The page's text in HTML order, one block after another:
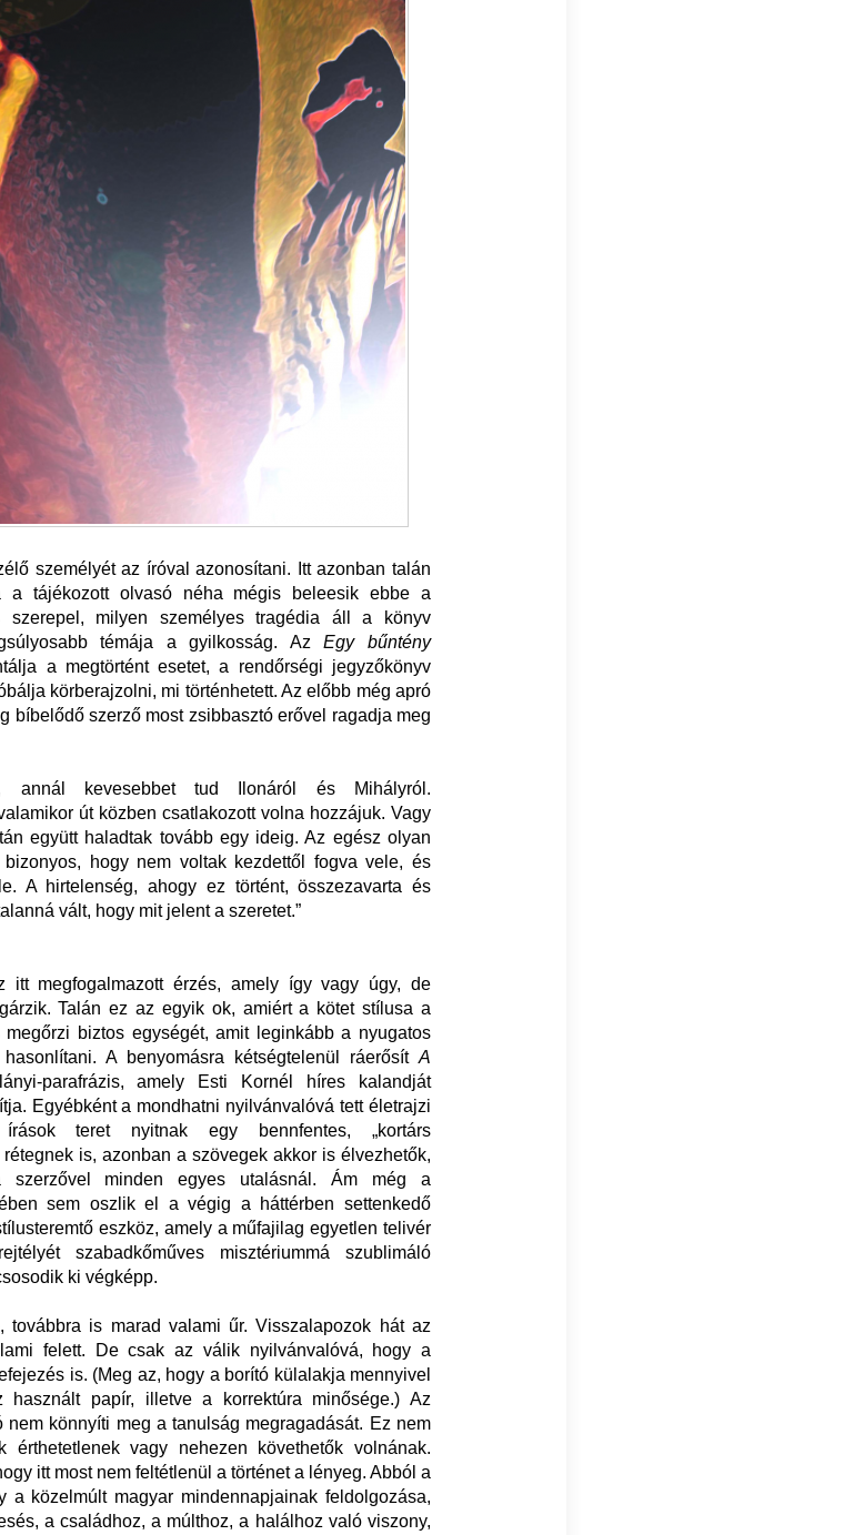
személyét az íróval azonosítani. Itt azonban talán
a tájékozott olvasó néha mégis beleesik ebbe a
szerepel, milyen személyes tragédia áll a könyv
témája a gyilkosság. AzEgy bűntény
a megtörtént esetet, a rendőrségi jegyzőkönyv
körberajzolni, mi történhetett. Az előbb még apró
bíbelődő szerző most zsibbasztó erővel ragadja meg
annál kevesebbet tud Ilonáról és Mihályról.
út közben csatlakozott volna hozzájuk. Vagy
együtt haladtak tovább egy ideig. Az egész olyan
hogy nem voltak kezdettől fogva vele, és
A hirtelenség, ahogy ez történt, összezavarta és
vált, hogy mit jelent a szeretet.”
itt megfogalmazott érzés, amely így vagy úgy, de
Talán ez az egyik ok, amiért a kötet stílusa a
biztos egységét, amit leginkább a nyugatos
A benyomásra kétségtelenül ráerősít A
parafrázis, amely Esti Kornél híres kalandját
Egyébként a mondhatni nyilvánvalóvá tett életrajzi
teret nyitnak egy bennfentes, „kortárs
rétegnek is, azonban a szövegek akkor is élvezhetők,
szerzővel minden egyes utalásnál. Ám még a
sem oszlik el a végig a háttérben settenkedő
eszköz, amely a műfajilag egyetlen telivér
szabadkőműves misztériummá szublimáló
ki végképp.
továbbra is marad valami űr. Visszalapozok hát az
felett. De csak az válik nyilvánvalóvá, hogy a
is. (Meg az, hogy a borító külalakja mennyivel
használt papír, illetve a korrektúra minősége.) Az
nem könnyíti meg a tanulság megragadását. Ez nem
vagy nehezen követhetők volnának.
itt most nem feltétlenül a történet a lényeg. Abból a
a közelmúlt magyar mindennapjainak feldolgozása,
a családhoz, a múlthoz, a halálhoz való viszony,